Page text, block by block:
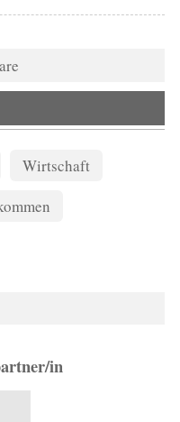
Wirtschaft
in